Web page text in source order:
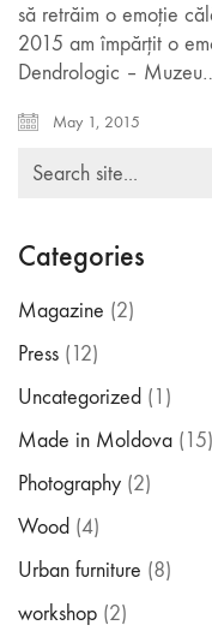
să retrăim o emoție
2015 am împărțit o
Dendrologic –
May 1, 2015
Made in Moldova
Search
Categories
Magazine (2)
Press (12)
Uncategorized (1)
Made in Moldova (15)
Photography (2)
Wood (4)
Urban furniture (8)
workshop (2)